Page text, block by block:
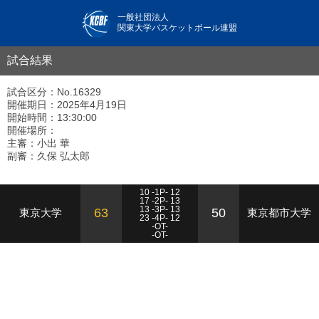
一般社団法人
関東大学バスケットボール連盟
試合結果
試合区分：No.16329
開催期日：2025年4月19日
開始時間：13:30:00
開催場所：
主審：小出 華
副審：久保 弘太郎
東京大学 63
10 -1P- 12
17 -2P- 13
13 -3P- 13
23 -4P- 12
-OT-
-OT-
50 東京都市大学